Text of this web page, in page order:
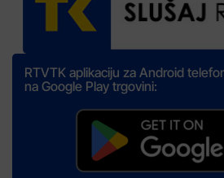
RTVTK aplikaciju za Android
na Google Play trgovini: